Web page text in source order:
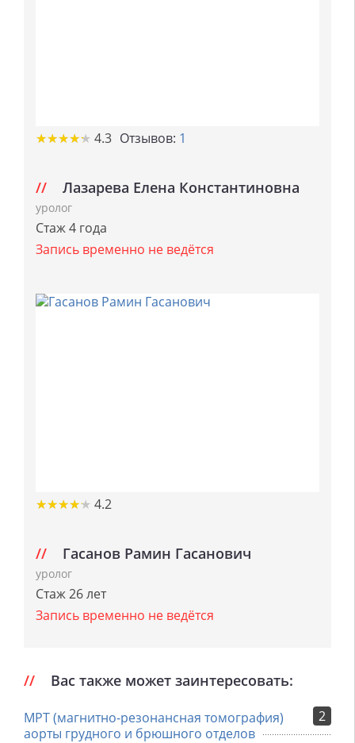
★★★★★
★★★★★ 4.3 Отзывов: 1
Лазарева Елена Константиновна
уролог
Стаж 4 года
Запись временно не ведётся
★★★★★
★★★★★ 4.2
Гасанов Рамин Гасанович
уролог
Стаж 26 лет
Запись временно не ведётся
Вас также может заинтересовать:
2
МРТ (магнитно-резонансная томография)
аорты грудного и брюшного отделов